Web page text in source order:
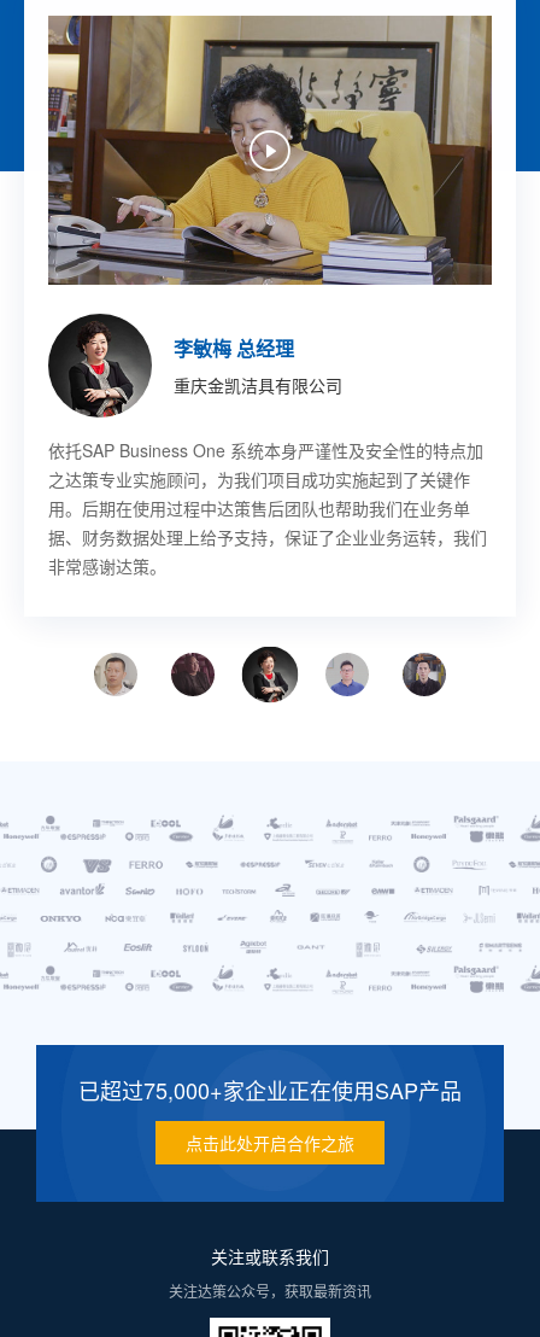
印琼玲 董事长
新阳硅密(上海)半导体技术有限公司
SAP Business One作为成熟的ERP平台，其先进的功能开
发做到了同产业成长‘与时俱进’。达策团队专业、敬业，和
公司的配合非常顺畅；他们帮忙定制、实施的系统上线时间
很短，且运行非常成功；公司管理层对此给予真心的肯定。
施允盛 副总裁
艾尔发智能科技股份有限公司
基于SAP Business One，从订单、单证、寻单等需求都能
快速传递到各个部门，无论是售前、售中还是售后环节，客
户的需求始终获得第一时间的关注和解决。
王珏 董事长秘书
乐鑫信息科技(上海)股份有限公司
SAP Business One 帮助乐鑫提升工作效率，感谢上海达策
公司为我们成功实施项目，我们也希望同上海达策公司在未
来的信息化建设中有更深一步的合作。
董宇 技术部部长
哈尔滨固泰电子有限责任公司
SAP Business One 项目解决物流库位管理、先进先出等需
求，并且能对物料进行批次管理，做到质量批次追踪。
胡其鸣 CEO
北京卢米埃时代院线有限公司
SAP Business One 帮助卢米埃影业提升了工作效率以及整
体市场竞争力，并最终为影迷带来更好的视听和服务享受
李敏梅 总经理
重庆金凯洁具有限公司
依托SAP Business One 系统本身严谨性及安全性的特点加
之达策专业实施顾问，为我们项目成功实施起到了关键作
用。后期在使用过程中达策售后团队也帮助我们在业务单
据、财务数据处理上给予支持，保证了企业业务运转，我们
非常感谢达策。
章吉龙 总经理
宁波赛龙进出口有限公司
SAP 上线以后对我们采购，发生了翻天覆地的变化，提高了
采购的工作效率，我非常满意。总的来说，过程是痛苦的，
结果是幸福的。
徐佳伟 副总裁
意欧斯智能科技股份有限公司
SAP Business One 解决方案的生产制造管理功能极大地满
足了意欧斯生产制造的管理变革需求，提高了业务流程的执
行效率及管理能力。与上海达策的合作让我们受益匪浅，使
意欧斯走上管理提升的快速发展之路。
已超过75,000+家企业正在使用SAP产品
点击此处开启合作之旅
关注或联系我们
关注达策公众号，获取最新资讯